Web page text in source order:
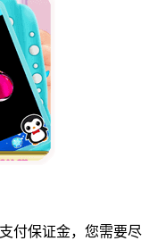
付保证金，您需要尽